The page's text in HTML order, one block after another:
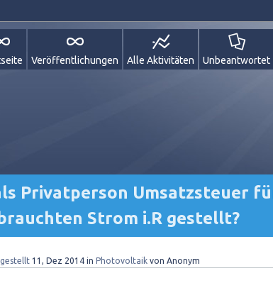
Veröffentlichungen Alle Aktivitäten Unbeantwortet
Privatperson Umsatzsteuer
Strom i.R gestellt?
11, Dez 2014 in Photovoltaik von Anonym